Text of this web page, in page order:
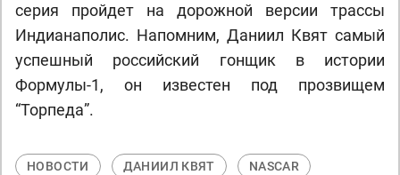
серия пройдет на дорожной версии трассы
Индианаполис. Напомним, Даниил Квят самый
успешный российский гонщик в истории
Формулы-1, он известен под прозвищем
“Торпеда”.
НОВОСТИ ДАНИИЛ КВЯТ NASCAR